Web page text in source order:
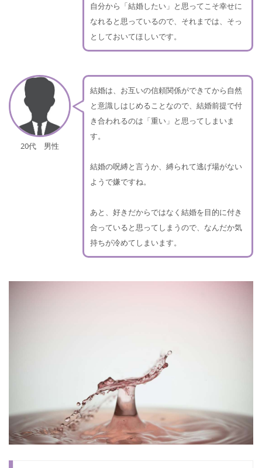
自分から「結婚したい」と思ってこそ幸せに
なれると思っているので、それまでは、そっ
としておいてほしいです。
20代 男性
結婚は、お互いの信頼関係ができてから自然
と意識しはじめることなので、結婚前提で付
き合われるのは「重い」と思ってしまいま
す。
結婚の呪縛と言うか、縛られて逃げ場がない
ようで嫌ですね。
あと、好きだからではなく結婚を目的に付き
合っていると思ってしまうので、なんだか気
持ちが冷めてしまいます。